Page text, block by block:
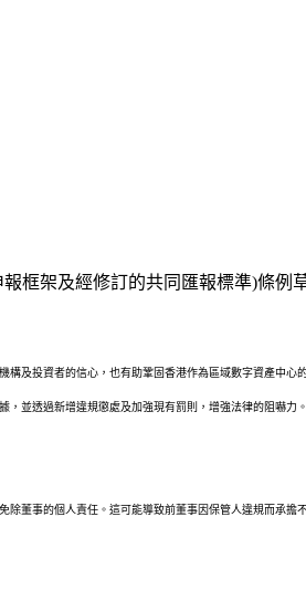
框架及經修訂的共同匯報標準)條例
及投資者的信心，也有助鞏固香港作為區域數字資產中心
，並透過新增違規懲處及加強現有罰則，增強法律的阻嚇力。
董事的個人責任。這可能導致前董事因保管人違規而承擔